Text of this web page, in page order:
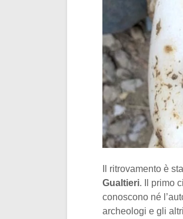
Il ritrovamento è
Gualtieri. Il primo
conoscono né
archeologi e gli